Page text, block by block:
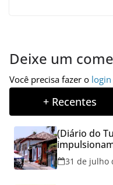
Deixe um
Você precisa fazer o login
+ Recentes
(Diário do
Goiás e
reservar
31 de julho